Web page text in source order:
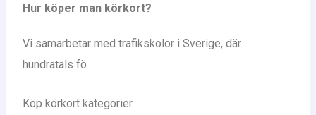
Hur köper man körkort?
Vi samarbetar med trafikskolor i Sverige, där
hundratals fö
Köp körkort kategorier